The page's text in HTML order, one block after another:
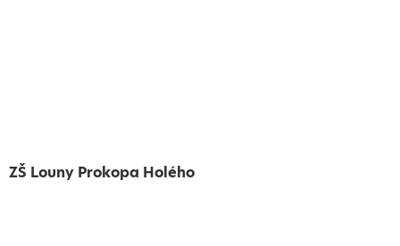
ZŠ Louny Prokopa Holého